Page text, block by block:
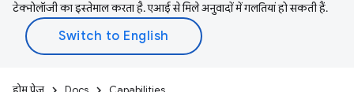
टेक्नोलॉजी का इस्तेमाल करता है. एआई से मिले अनुवादों में गलतियां हो सकती हैं.